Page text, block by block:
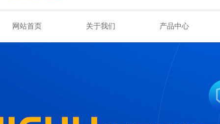
网站首页 关于我们 产品中心